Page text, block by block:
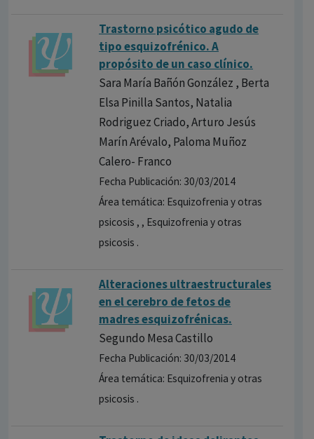
Trastorno psicótico agudo de
tipo esquizofrénico. A
propósito de un caso clínico.
Sara María Bañón González , Berta
Elsa Pinilla Santos, Natalia
Rodriguez Criado, Arturo Jesús
Marín Arévalo, Paloma Muñoz
Calero- Franco
Fecha Publicación: 30/03/2014
Área temática: Esquizofrenia y otras
psicosis , , Esquizofrenia y otras
psicosis .
Alteraciones ultraestructurales
en el cerebro de fetos de
madres esquizofrénicas.
Segundo Mesa Castillo
Fecha Publicación: 30/03/2014
Área temática: Esquizofrenia y otras
psicosis .